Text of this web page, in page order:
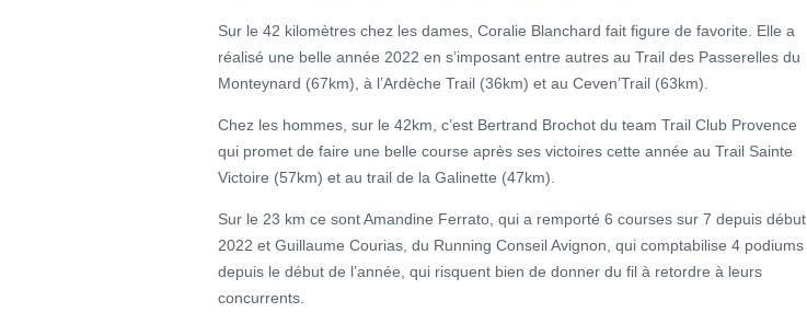
Sur le 42 kilomètres chez les dames, Coralie Blanchard fait figure de favorite. Elle a
réalisé une belle année 2022 en s’imposant entre autres au Trail des Passerelles du
Monteynard (67km), à l’Ardèche Trail (36km) et au Ceven’Trail (63km).
Chez les hommes, sur le 42km, c’est Bertrand Brochot du team Trail Club Provence
qui promet de faire une belle course après ses victoires cette année au Trail Sainte
Victoire (57km) et au trail de la Galinette (47km).
Sur le 23 km ce sont Amandine Ferrato, qui a remporté 6 courses sur 7 depuis début
2022 et Guillaume Courias, du Running Conseil Avignon, qui comptabilise 4 podiums
depuis le début de l’année, qui risquent bien de donner du fil à retordre à leurs
concurrents.